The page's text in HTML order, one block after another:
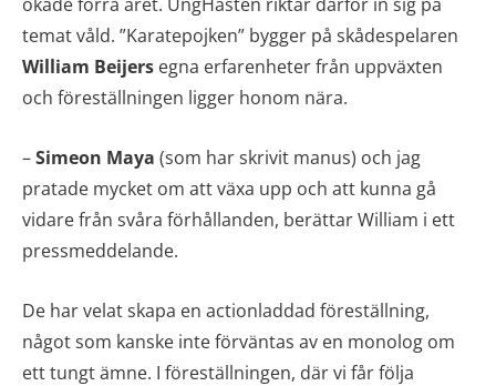
temat våld. ”Karatepojken” bygger på skådespelaren
William Beijers egna erfarenheter från uppväxten
och föreställningen ligger honom nära.
–Simeon Maya (som har skrivit manus) och jag
pratade mycket om att växa upp och att kunna gå
vidare från svåra förhållanden, berättar William i ett
pressmeddelande.
De har velat skapa en actionladdad föreställning,
något som kanske inte förväntas av en monolog om
ett tungt ämne. I föreställningen, där vi får följa